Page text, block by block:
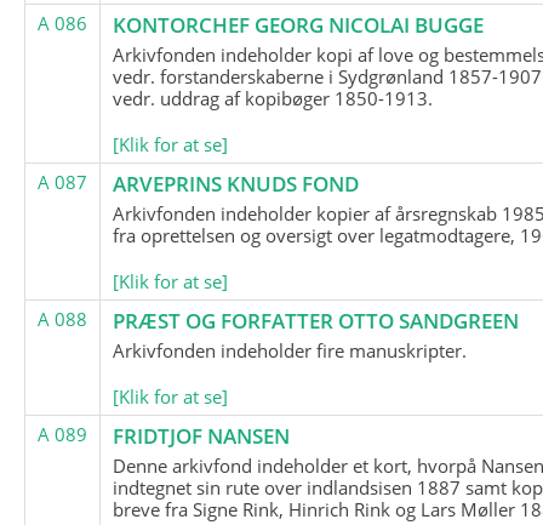
A 086
KONTORCHEF GEORG NICOLAI BUGGE
Arkivfonden indeholder kopi af love og
vedr. forstanderskaberne i Sydgrønland 1857-
vedr. uddrag af kopibøger 1850-1913.
[Klik for at se]
A 087
ARVEPRINS KNUDS FOND
Arkivfonden indeholder kopier af årsregnskab
fra oprettelsen og oversigt over legatmodtagere,
[Klik for at se]
A 088
PRÆST OG FORFATTER OTTO SANDGREEN
Arkivfonden indeholder fire manuskripter.
[Klik for at se]
A 089
FRIDTJOF NANSEN
Denne arkivfond indeholder et kort, hvorpå
indtegnet sin rute over indlandsisen 1887 samt
breve fra Signe Rink, Hinrich Rink og Lars Møller